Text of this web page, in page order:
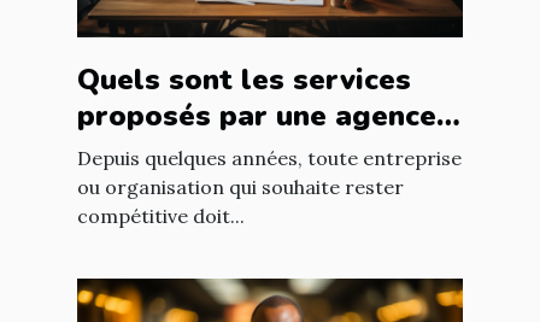
Quels sont les services
proposés par une agence
web ?
Depuis quelques années, toute entreprise
ou organisation qui souhaite rester
compétitive doit...